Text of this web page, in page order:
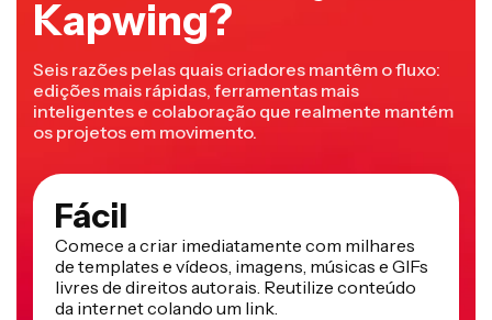
Kapwing?
Seis razões pelas quais criadores mantêm o fluxo:
edições mais rápidas, ferramentas mais
inteligentes e colaboração que realmente mantém
os projetos em movimento.
Fácil
Comece a criar imediatamente com milhares
de templates e vídeos, imagens, músicas e GIFs
livres de direitos autorais. Reutilize conteúdo
da internet colando um link.